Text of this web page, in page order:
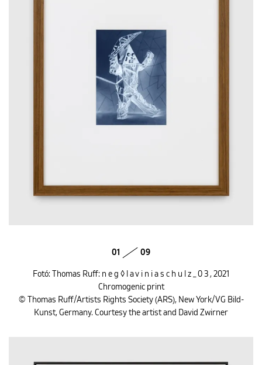
01 09
Fotó: Thomas Ruff: n e g ◊ l a v i n i a s c h u l z _ 0 3 , 2021
Chromogenic print
© Thomas Ruff/Artists Rights Society (ARS), New York/VG Bild-
Kunst, Germany. Courtesy the artist and David Zwirner